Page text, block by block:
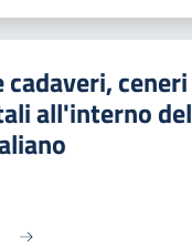
ceneri
all'interno del